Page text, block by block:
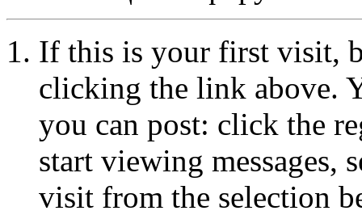
If this is your first visit,
clicking the link above.
you can post: click the
start viewing messages,
visit from the selection